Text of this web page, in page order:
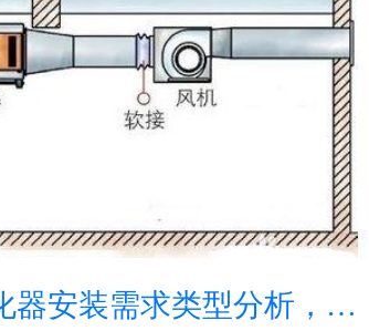
油烟净化器安装需求类型分析，如何选择适合的油烟净化器安装类型